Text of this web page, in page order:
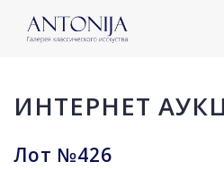
ИНТЕРНЕТ
Лот №426